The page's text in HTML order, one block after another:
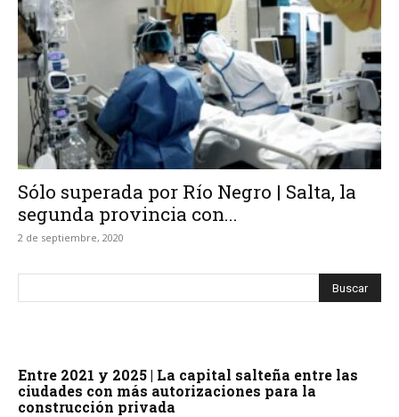
Sólo superada por Río Negro | Salta, la
segunda provincia con...
2 de septiembre, 2020
Entre 2021 y 2025 | La capital salteña entre las
ciudades con más autorizaciones para la
construcción privada